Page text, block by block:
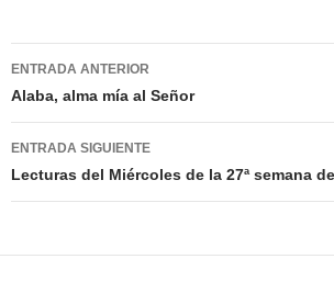
Navegación
de
entradas
ENTRADA ANTERIOR
Alaba, alma mía al Señor
ENTRADA SIGUIENTE
Lecturas del Miércoles de la 27ª semana